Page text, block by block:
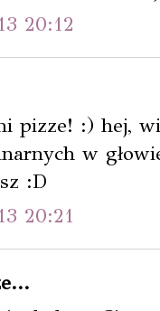
20:12
pizze! :) hej,
w
:D
20:21